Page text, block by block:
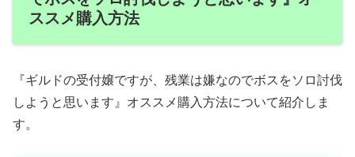
ススメ購入方法
『ギルドの受付嬢ですが、残業は嫌なのでボスをソロ討伐
しようと思います』オススメ購入方法について紹介しま
す。